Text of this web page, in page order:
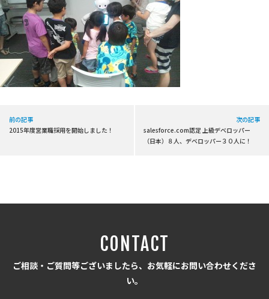
前の記事
2015年度営業職採用を開始しました！
次の記事
salesforce.com認定 上級デベロッパー
（日本）８人、デベロッパー３０人に！
CONTACT
ご相談・ご質問等ございましたら、お気軽にお問い合わせくださ
い。